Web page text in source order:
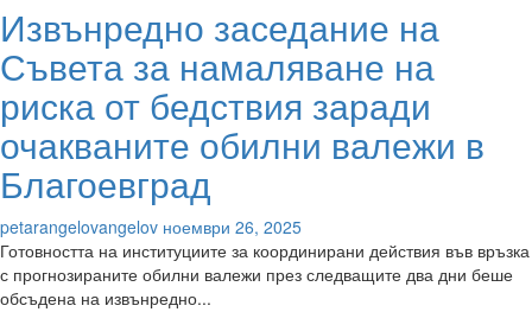
ги
поздрави
POCO
F8
и
навлиза
в
премиум
ерата
с
дръзки
флагман
пробиви
Извънредно заседание на
Съвета за намаляване на
риска от бедствия заради
очакваните обилни валежи в
Благоевград
petarangelovangelov ноември 26, 2025
Готовността на институциите за координирани действия във връзка
с прогнозираните обилни валежи през следващите два дни беше
обсъдена на извънредно...